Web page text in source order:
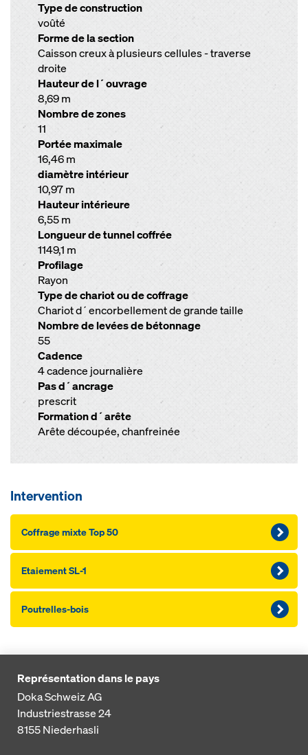
Type de construction
voûté
Forme de la section
Caisson creux à plusieurs cellules - traverse
droite
Hauteur de l´ouvrage
8,69 m
Nombre de zones
11
Portée maximale
16,46 m
diamètre intérieur
10,97 m
Hauteur intérieure
6,55 m
Longueur de tunnel coffrée
1149,1 m
Profilage
Rayon
Type de chariot ou de coffrage
Chariot d´encorbellement de grande taille
Nombre de levées de bétonnage
55
Cadence
4 cadence journalière
Pas d´ancrage
prescrit
Formation d´arête
Arête découpée, chanfreinée
Intervention
Coffrage mixte Top 50
Etaiement SL-1
Poutrelles-bois
Représentation dans le pays
Doka Schweiz AG
Industriestrasse 24
8155Niederhasli